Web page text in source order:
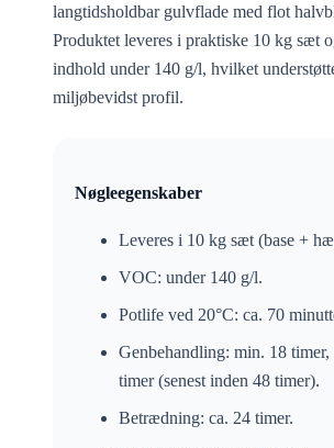
langtidsholdbar gulvflade med flot
Produktet leveres i praktiske 10 kg sæt
indhold under 140 g/l, hvilket
miljøbevidst profil.
Nøgleegenskaber
Leveres i 10 kg sæt (base +
VOC: under 140 g/l.
Potlife ved 20°C: ca. 70
Genbehandling: min. 18 timer,
timer (senest inden 48 timer).
Betrædning: ca. 24 timer.